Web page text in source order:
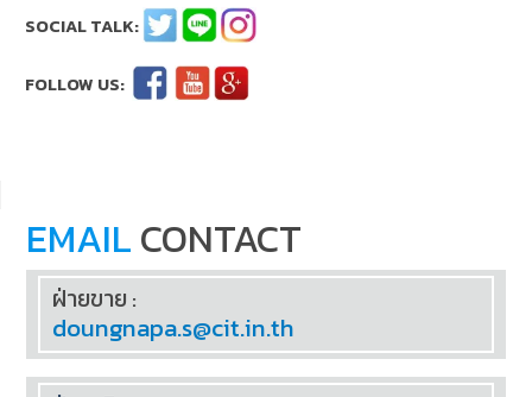
EMAILCONTACT
ฝ่ายขาย :
doungnapa.s@cit.in.th